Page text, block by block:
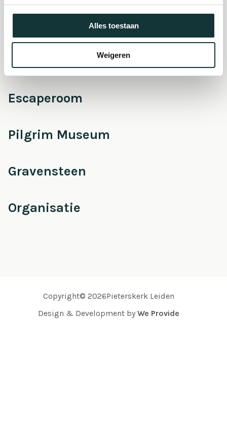
Alles toestaan
Weigeren
Onderhoud &
Escaperoom
Pilgrim Museum
Gravensteen
Organisatie
Copyright© 2026Pieterskerk Leiden
Design & Development by We Provide